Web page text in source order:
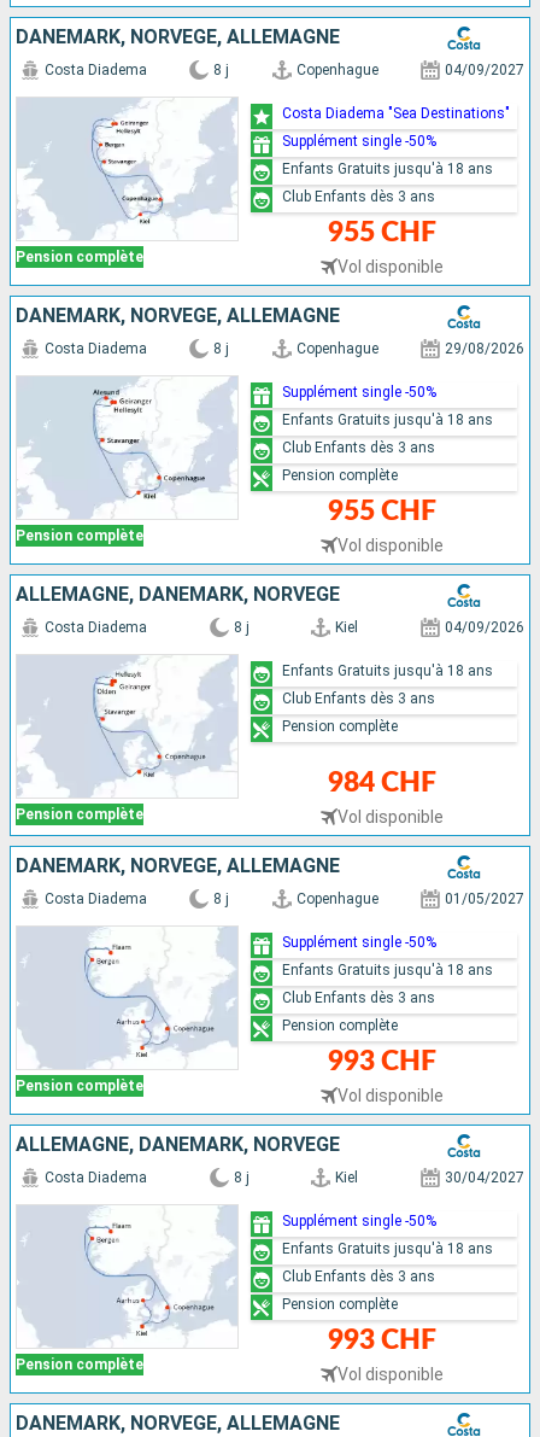
DANEMARK, NORVÈGE, ALLEMAGNE
Pension complète
Costa Diadema 8 j Copenhague 04/09/2027
955 CHF
Vol disponible
Costa Diadema "Sea Destinations"
Supplément single -50%
Enfants Gratuits jusqu'à 18 ans
Club Enfants dès 3 ans
DANEMARK, NORVÈGE, ALLEMAGNE
Pension complète
Costa Diadema 8 j Copenhague 29/08/2026
955 CHF
Vol disponible
Supplément single -50%
Enfants Gratuits jusqu'à 18 ans
Club Enfants dès 3 ans
Pension complète
ALLEMAGNE, DANEMARK, NORVÈGE
Pension complète
Costa Diadema 8 j Kiel 04/09/2026
984 CHF
Vol disponible
Enfants Gratuits jusqu'à 18 ans
Club Enfants dès 3 ans
Pension complète
DANEMARK, NORVÈGE, ALLEMAGNE
Pension complète
Costa Diadema 8 j Copenhague 01/05/2027
993 CHF
Vol disponible
Supplément single -50%
Enfants Gratuits jusqu'à 18 ans
Club Enfants dès 3 ans
Pension complète
ALLEMAGNE, DANEMARK, NORVÈGE
Pension complète
Costa Diadema 8 j Kiel 30/04/2027
993 CHF
Vol disponible
Supplément single -50%
Enfants Gratuits jusqu'à 18 ans
Club Enfants dès 3 ans
Pension complète
DANEMARK, NORVÈGE, ALLEMAGNE